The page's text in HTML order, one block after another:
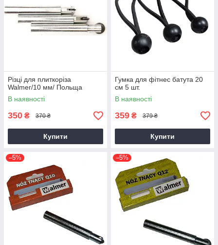
Різці для плиткоріза
Walmer/10 мм/ Польща
В наявності
350 ₴ 370 ₴
Купити
Гумка для фітнес батута 20
см 5 шт.
В наявності
359 ₴ 379 ₴
Купити
–5% –5%